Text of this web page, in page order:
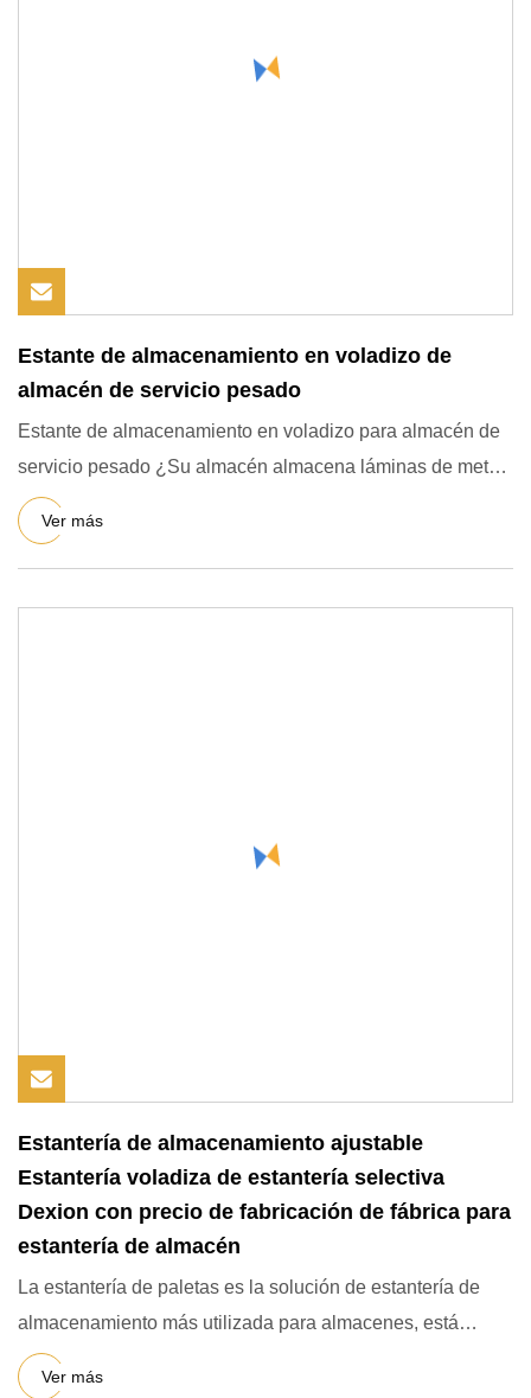
Estante de almacenamiento en voladizo de
almacén de servicio pesado
Estante de almacenamiento en voladizo para almacén de
servicio pesado ¿Su almacén almacena láminas de metal
o tablones
Ver más
Estantería de almacenamiento ajustable
Estantería voladiza de estantería selectiva
Dexion con precio de fabricación de fábrica para
estantería de almacén
La estantería de paletas es la solución de estantería de
almacenamiento más utilizada para almacenes, está
diseñada para
Ver más